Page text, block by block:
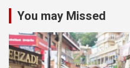
You may Missed